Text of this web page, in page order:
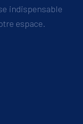
indispensable
espace.